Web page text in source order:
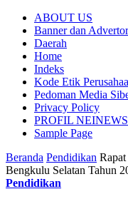
ABOUT US
Banner dan
Daerah
Home
Indeks
Kode Etik
Pedoman Media
Privacy Policy
PROFIL
Sample Page
Beranda Pendidikan
Bengkulu Selatan Tahun
Pendidikan